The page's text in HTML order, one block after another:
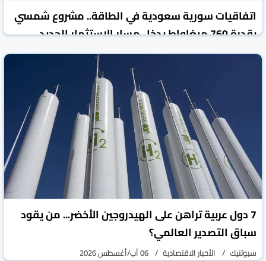
اتفاقيات سورية سعودية في الطاقة.. مشروع شمسي
بقدرة 760 ميغاواط يدخل مسار الاستثمار الجديد
روسيا اليوم الأخبار الاقتصادية 05 آب/أغسطس 2026
7 دول عربية تراهن على الهيدروجين الأخضر... من يقود
سباق التصدير العالمي؟
سبوتنيك الأخبار الاقتصادية 06 آب/أغسطس 2026